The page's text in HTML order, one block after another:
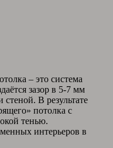
– это система
зазор в 5-7 мм
В результате
потолка с
тенью.
интерьеров в